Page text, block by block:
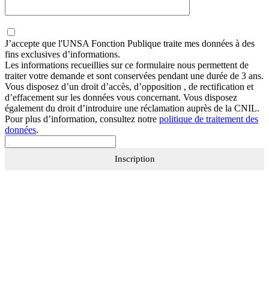
J’accepte que l'UNSA Fonction Publique traite mes données à des
fins exclusives d’informations.
Les informations recueillies sur ce formulaire nous permettent de
traiter votre demande et sont conservées pendant une durée de 3 ans.
Vous disposez d’un droit d’accès, d’opposition , de rectification et
d’effacement sur les données vous concernant. Vous disposez
également du droit d’introduire une réclamation auprès de la CNIL.
Pour plus d’information, consultez notre politique de traitement des
données.
Inscription